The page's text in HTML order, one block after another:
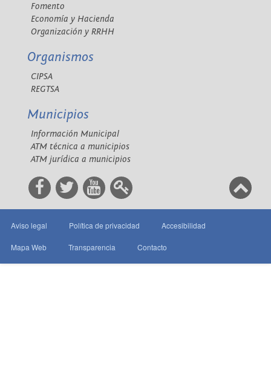
Fomento
Economía y Hacienda
Organización y RRHH
Organismos
CIPSA
REGTSA
Municipios
Información Municipal
ATM técnica a municipios
ATM jurídica a municipios
Aviso legal Política de privacidad Accesibilidad
Mapa Web Transparencia Contacto